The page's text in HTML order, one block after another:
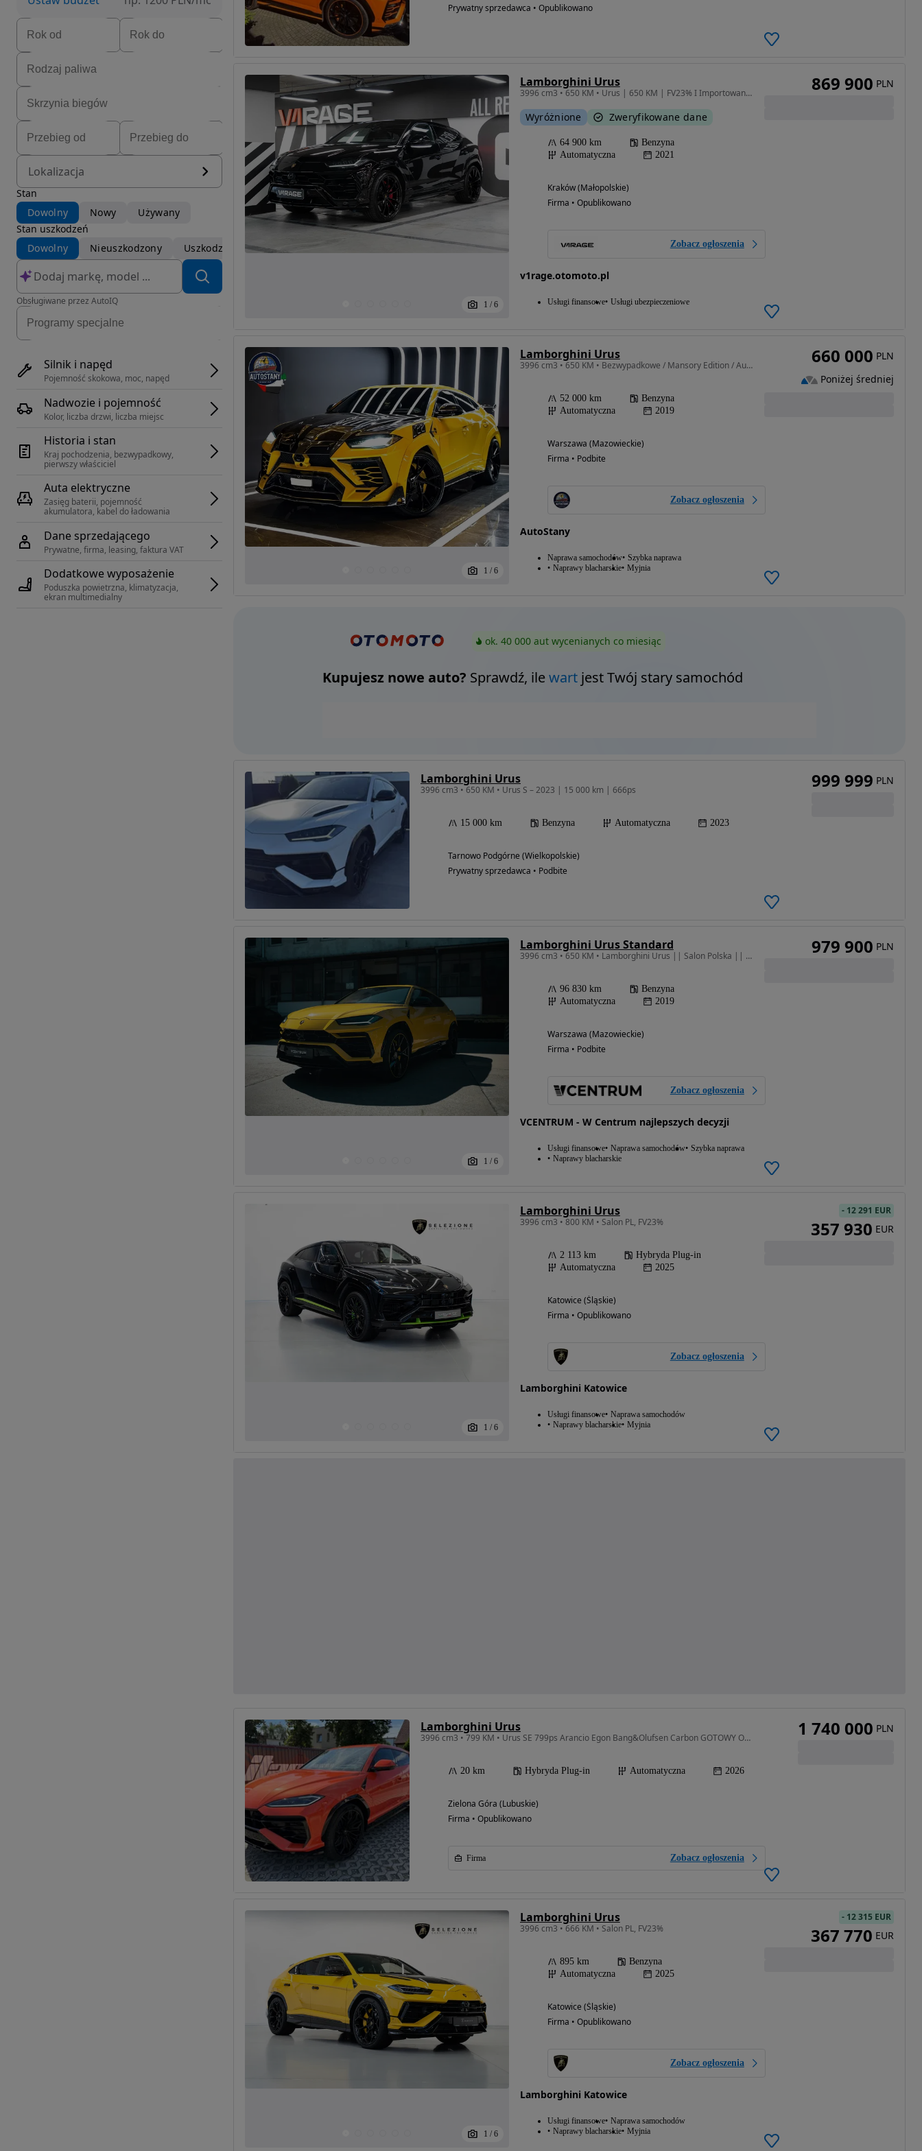
Lokalizacja
Stan
Dowolny
Nowy
Używany
Stan uszkodzeń
Dowolny
Nieuszkodzony Uszkodzony
Obsługiwane przez AutoIQ
Silnik i napęd
Pojemność skokowa, moc, napęd
Nadwozie i pojemność
Kolor, liczba drzwi, liczba miejsc
Historia i stan
Kraj pochodzenia, bezwypadkowy,
pierwszy właściciel
Auta elektryczne
Zasięg baterii, pojemność
akumulatora, kabel do ładowania
Dane sprzedającego
Prywatne, firma, leasing, faktura VAT
Dodatkowe wyposażenie
Poduszka powietrzna, klimatyzacja,
ekran multimedialny
Prywatny sprzedawca • Opublikowano
1 / 6
Lamborghini Urus
3996 cm3 • 650 KM • Urus | 650 KM | FV23% I Importowany z USA
Wyróżnione Zweryfikowane dane
64 900 km
Benzyna
Automatyczna
2021
Kraków (Małopolskie)
Firma • Opublikowano
Zobacz ogłoszenia
v1rage.otomoto.pl
Usługi finansowe Usługi ubezpieczeniowe
869 900 PLN
1 / 6
Lamborghini Urus
3996 cm3 • 650 KM • Bezwypadkowe / Mansory Edition / Auto Sprawdzone
52 000 km
Benzyna
Automatyczna
2019
Warszawa (Mazowieckie)
Firma • Podbite
Zobacz ogłoszenia
AutoStany
Naprawa samochodów Szybka naprawa
Naprawy blacharskie Myjnia
660 000 PLN
Poniżej średniej
ok. 40 000 aut wycenianych co miesiąc
Kupujesz nowe auto? Sprawdź, ilewartjest Twój stary samochód
Lamborghini Urus
3996 cm3 • 650 KM • Urus S – 2023 | 15 000 km | 666ps
15 000 km Benzyna Automatyczna 2023
Tarnowo Podgórne (Wielkopolskie)
Prywatny sprzedawca • Podbite
999 999 PLN
1 / 6
Lamborghini Urus Standard
3996 cm3 • 650 KM • Lamborghini Urus || Salon Polska || Bezwypadkowy || MANSORY|| VAT23%
96 830 km
Benzyna
Automatyczna
2019
Warszawa (Mazowieckie)
Firma • Podbite
Zobacz ogłoszenia
VCENTRUM - W Centrum najlepszych decyzji
Usługi finansowe Naprawa samochodów Szybka naprawa
Naprawy blacharskie
979 900 PLN
1 / 6
Lamborghini Urus
3996 cm3 • 800 KM • Salon PL, FV23%
2 113 km
Hybryda Plug-in
Automatyczna
2025
Katowice (Śląskie)
Firma • Opublikowano
Zobacz ogłoszenia
Lamborghini Katowice
Usługi finansowe Naprawa samochodów
Naprawy blacharskie Myjnia
- 12 291 EUR
357 930 EUR
Lamborghini Urus
3996 cm3 • 799 KM • Urus SE 799ps Arancio Egon Bang&Olufsen Carbon GOTOWY OD RĘKI
20 km Hybryda Plug-in Automatyczna 2026
Zielona Góra (Lubuskie)
Firma • Opublikowano
Firma Zobacz ogłoszenia
1 740 000 PLN
1 / 6
Lamborghini Urus
3996 cm3 • 666 KM • Salon PL, FV23%
895 km
Benzyna
Automatyczna
2025
Katowice (Śląskie)
Firma • Opublikowano
Zobacz ogłoszenia
Lamborghini Katowice
Usługi finansowe Naprawa samochodów
Naprawy blacharskie Myjnia
- 12 315 EUR
367 770 EUR